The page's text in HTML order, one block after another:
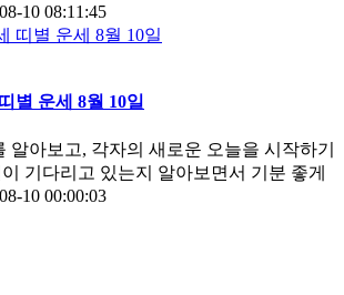
10 08:11:45
별 운세 8월 10일
알아보고, 각자의 새로운 오늘을 시작하기
기다리고 있는지 알아보면서 기분 좋게
10 00:00:03